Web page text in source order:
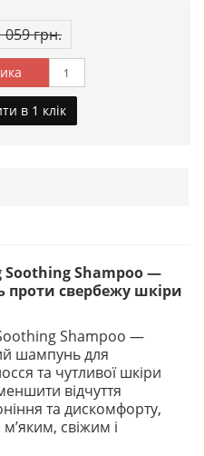
059 грн.
в 1 клік
Soothing Shampoo —
свербежу шкіри
Shampoo —
шампунь для
та чутливої шкіри
відчуття
та дискомфорту,
свіжим і